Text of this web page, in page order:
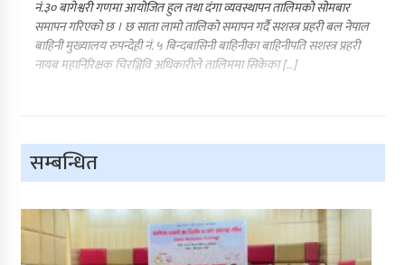
नं.३० बागेश्वरी गणमा आयोजित हुल तथा दंगा व्यवस्थापन तालिमको सोमबार
समापन गरिएको छ । छ साता लामो तालिको समापन गर्दै सशस्त्र प्रहरी बल नेपाल
बाहिनी मुख्यालय रुपन्देही नं. ५ बिन्दबासिनी बाहिनीका बाहिनीपति सशस्त्र प्रहरी
नायब महानिरिक्षक चिरञ्जिवि अधिकारीले तालिममा सिकेका […]
सम्बन्धित